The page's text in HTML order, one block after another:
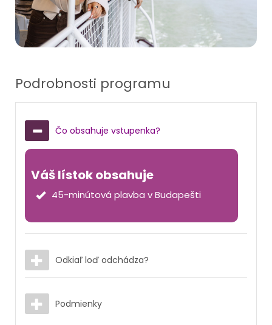
Podrobnosti programu
Čo obsahuje vstupenka?
Váš lístok obsahuje
45-minútová plavba v Budapešti
Odkiaľ loď odchádza?
Podmienky